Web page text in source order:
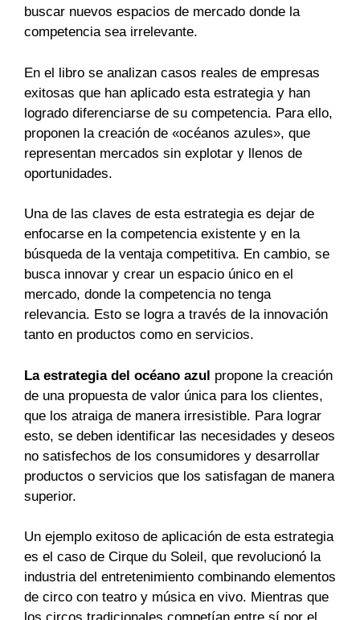
buscar nuevos espacios de mercado donde la
competencia sea irrelevante.
En el libro se analizan casos reales de empresas
exitosas que han aplicado esta estrategia y han
logrado diferenciarse de su competencia. Para ello,
proponen la creación de «océanos azules», que
representan mercados sin explotar y llenos de
oportunidades.
Una de las claves de esta estrategia es dejar de
enfocarse en la competencia existente y en la
búsqueda de la ventaja competitiva. En cambio, se
busca innovar y crear un espacio único en el
mercado, donde la competencia no tenga
relevancia. Esto se logra a través de la innovación
tanto en productos como en servicios.
La estrategia del océano azul propone la creación
de una propuesta de valor única para los clientes,
que los atraiga de manera irresistible. Para lograr
esto, se deben identificar las necesidades y deseos
no satisfechos de los consumidores y desarrollar
productos o servicios que los satisfagan de manera
superior.
Un ejemplo exitoso de aplicación de esta estrategia
es el caso de Cirque du Soleil, que revolucionó la
industria del entretenimiento combinando elementos
de circo con teatro y música en vivo. Mientras que